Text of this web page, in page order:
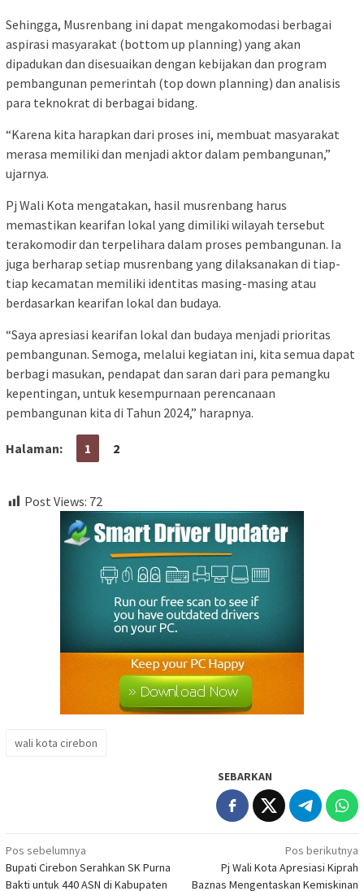
Sehingga, Musrenbang ini dapat mengakomodasi berbagai
aspirasi masyarakat (bottom up planning) yang akan
dipadukan dan disesuaikan dengan kebijakan dan program
pembangunan pemerintah (top down planning) dan analisis
para teknokrat di berbagai bidang.
“Karena kita harapkan dari proses ini, membuat masyarakat
merasa memiliki dan menjadi aktor dalam pembangunan,”
ujarnya.
Pj Wali Kota mengatakan, hasil musrenbang harus
memastikan kearifan lokal yang dimiliki wilayah tersebut
terakomodir dan terpelihara dalam proses pembangunan. Ia
juga berharap setiap musrenbang yang dilaksanakan di tiap-
tiap kecamatan memiliki identitas masing-masing atau
berdasarkan kearifan lokal dan budaya.
“Saya apresiasi kearifan lokal dan budaya menjadi prioritas
pembangunan. Semoga, melalui kegiatan ini, kita semua dapat
berbagi masukan, pendapat dan saran dari para pemangku
kepentingan, untuk kesempurnaan perencanaan
pembangunan kita di Tahun 2024,” harapnya.
Halaman: 1 2
Post Views: 72
wali kota cirebon
SEBARKAN
Navigasi
pos
Pos sebelumnya
Bupati Cirebon Serahkan SK Purna
Bakti untuk 440 ASN di Kabupaten
Pos berikutnya
Pj Wali Kota Apresiasi Kiprah
Baznas Mengentaskan Kemiskinan